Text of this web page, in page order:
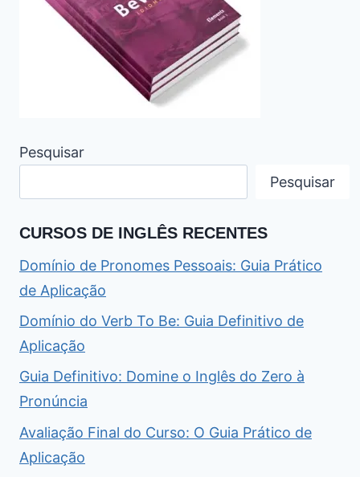
Pesquisar
Pesquisar
CURSOS DE INGLÊS RECENTES
Domínio de Pronomes Pessoais: Guia Prático
de Aplicação
Domínio do Verb To Be: Guia Definitivo de
Aplicação
Guia Definitivo: Domine o Inglês do Zero à
Pronúncia
Avaliação Final do Curso: O Guia Prático de
Aplicação